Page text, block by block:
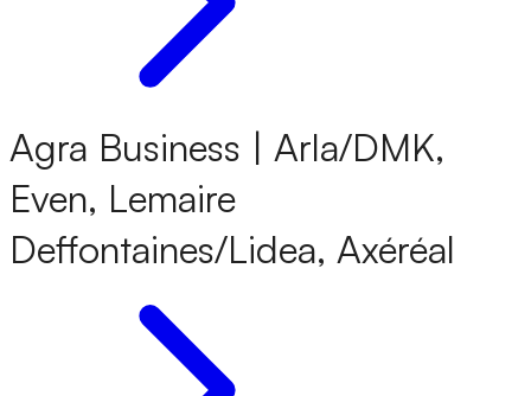
Agra Business | Arla/DMK,
Even, Lemaire
Deffontaines/Lidea, Axéréal